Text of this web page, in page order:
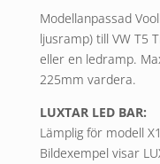
Modellanpassad
ljusramp) till VW T5
eller en ledramp.
225mm vardera.
LUXTAR LED BAR:
Lämplig för modell
Bildexempel visar